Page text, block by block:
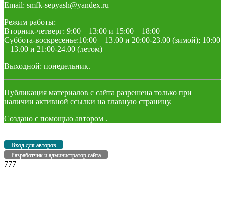
Email: smfk-sepyash@yandex.ru
Режим работы:
Вторник-четверг: 9:00 – 13:00 и 15:00 – 18:00
Суббота-воскресенье:10:00 – 13.00 и 20:00-23.00 (зимой); 10:00
– 13.00 и 21:00-24.00 (летом)
Выходной: понедельник.
Публикация материалов с сайта разрешена только при
наличии активной ссылки на главную страницу.
Создано с помощью автором .
Вход для авторов
Разработчик и администратор сайта
777